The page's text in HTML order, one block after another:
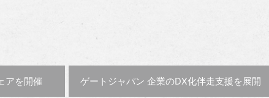
アを開催 次の記事 :
ゲートジャパン 企業のDX化伴走支援を展開